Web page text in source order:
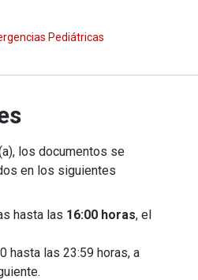
Pediátricas
los documentos se
en los siguientes
hasta las 16:00 horas, el
hasta las 23:59 horas, a